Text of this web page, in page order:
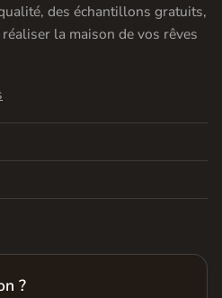
des échantillons gratuits,
la maison de vos rêves
?